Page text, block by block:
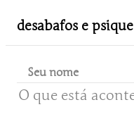
desabafos e psique